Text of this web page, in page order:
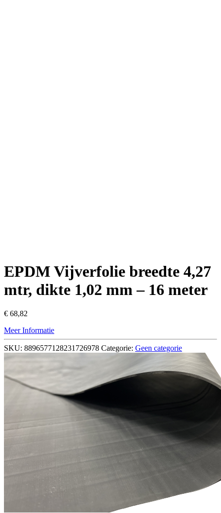
EPDM Vijverfolie breedte 4,27
mtr, dikte 1,02 mm – 16 meter
€ 68,82
Meer Informatie
SKU: 8896577128231726978 Categorie: Geen categorie